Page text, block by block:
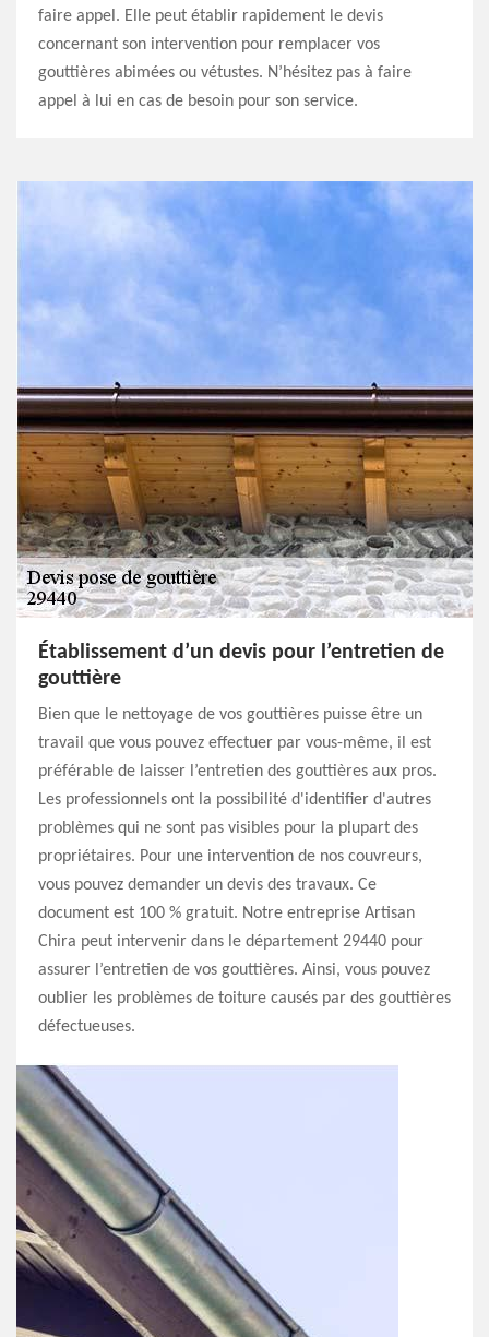
faire appel. Elle peut établir rapidement le devis
concernant son intervention pour remplacer vos
gouttières abimées ou vétustes. N’hésitez pas à faire
appel à lui en cas de besoin pour son service.
Établissement d’un devis pour l’entretien de
gouttière
Bien que le nettoyage de vos gouttières puisse être un
travail que vous pouvez effectuer par vous-même, il est
préférable de laisser l’entretien des gouttières aux pros.
Les professionnels ont la possibilité d'identifier d'autres
problèmes qui ne sont pas visibles pour la plupart des
propriétaires. Pour une intervention de nos couvreurs,
vous pouvez demander un devis des travaux. Ce
document est 100 % gratuit. Notre entreprise Artisan
Chira peut intervenir dans le département 29440 pour
assurer l’entretien de vos gouttières. Ainsi, vous pouvez
oublier les problèmes de toiture causés par des gouttières
défectueuses.